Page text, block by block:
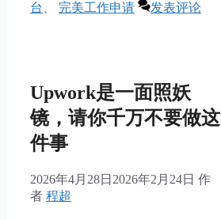
台
完美工作申请 发表评论
Upwork是一面照妖
镜，请你千万不要做这
件事
2026年4月28日 2026年2月24日 作
者 程超